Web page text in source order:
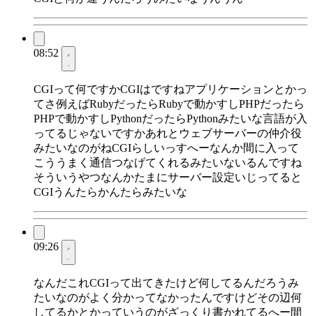
08:52
CGIって何ですかCGIはですねアプリケーションとかっ
てさ例えばRubyだったらRubyで動かすしPHPだったら
PHPで動かすしPythonだったらPythonみたいな言語が入
ってるじゃないですかあれとウェブサーバーの仲介役
みたいなのがねCGIらしいっすへーなんか間に入って
こううまく通信つなげてくれるみたいないるんですね
そういうやつなんかたまにサーバー設定いじってると
CGIうんたらかんたらみたいな
09:26
なんだこれCGIって出てきたけど何してるんだろうみ
たいなのがよく分かってなかったんですけどその辺何
してるかとかっていうのがざっくり書かれてるへー間